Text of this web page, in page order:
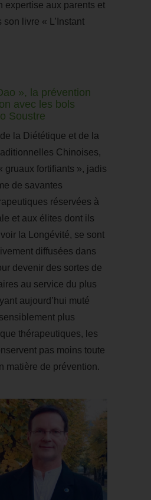
expertise aux parents et
livre « L’Instant
», la prévention
avec les bols
Soustre
la Diététique et de la
Chinoises,
gruaux fortifiants », jadis
de savantes
réservées à
et aux élites dont ils
la Longévité, se sont
diffusées dans
devenir des sortes de
au service du plus
aujourd’hui muté
plus
thérapeutiques, les
pas moins toute
matière de prévention.